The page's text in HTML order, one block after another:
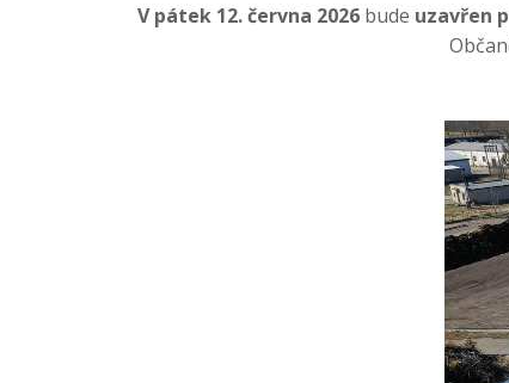
V pátek 12. června 2026bude uzavřen